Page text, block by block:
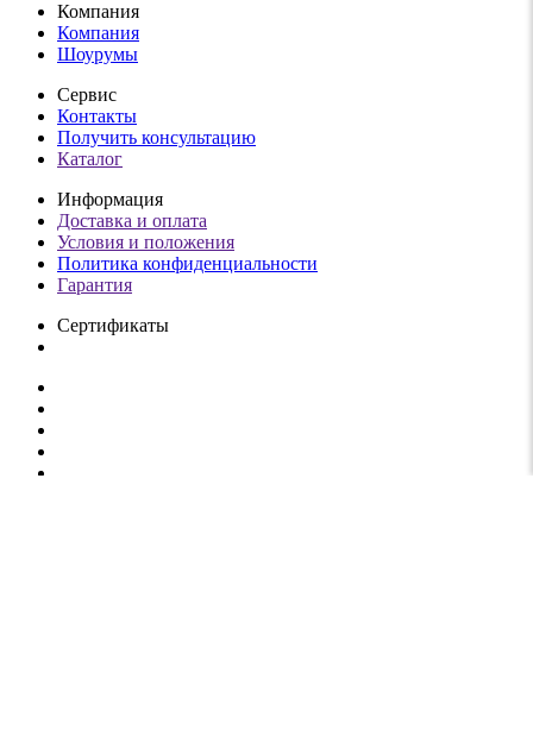
Компания
Компания
Шоурумы
Сервис
Контакты
Получить консультацию
Каталог
Информация
Доставка и оплата
Условия и положения
Политика конфиденциальности
Гарантия
Сертификаты